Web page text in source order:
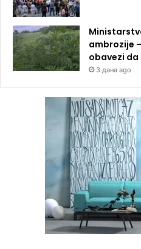
ambrozije
obavezi da
3 дана ago